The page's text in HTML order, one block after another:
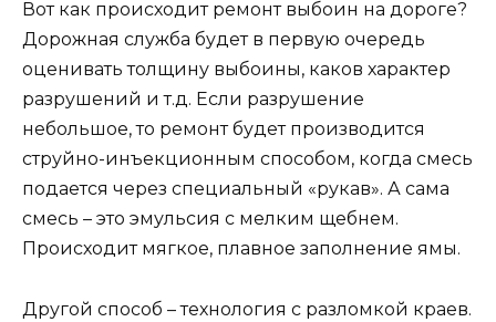
Вот как происходит ремонт выбоин на дороге?
Дорожная служба будет в первую очередь
оценивать толщину выбоины, каков характер
разрушений и т.д. Если разрушение
небольшое, то ремонт будет производится
струйно-инъекционным способом, когда смесь
подается через специальный «рукав». А сама
смесь – это эмульсия с мелким щебнем.
Происходит мягкое, плавное заполнение ямы.
Другой способ – технология с разломкой краев.